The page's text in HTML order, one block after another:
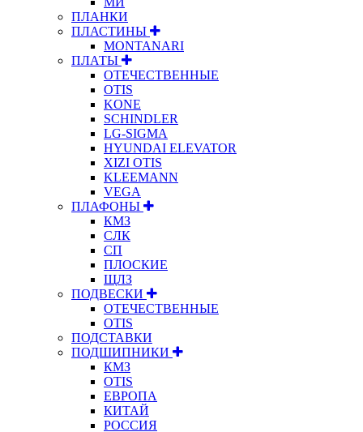
ПЛАНКИ
ПЛАСТИНЫ
MONTANARI
ПЛАТЫ
ОТЕЧЕСТВЕННЫЕ
OTIS
KONE
SCHINDLER
LG-SIGMA
HYUNDAI ELEVATOR
XIZI OTIS
KLEEMANN
VEGA
ПЛАФОНЫ
КМЗ
СЛК
СП
ПЛОСКИЕ
ЩЛЗ
ПОДВЕСКИ
ОТЕЧЕСТВЕННЫЕ
OTIS
ПОДСТАВКИ
ПОДШИПНИКИ
КМЗ
OTIS
ЕВРОПА
КИТАЙ
РОССИЯ